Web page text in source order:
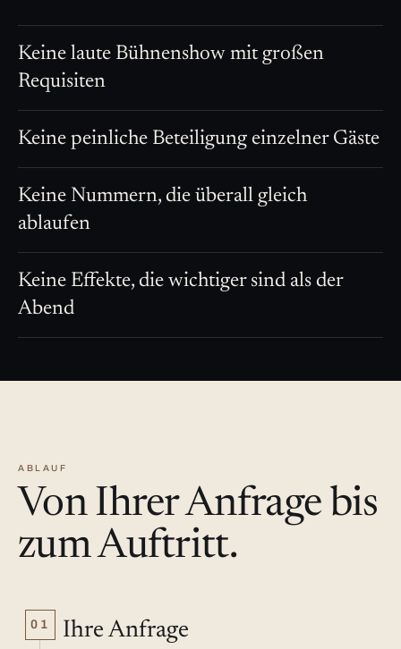
Keine laute Bühnenshow mit großen
Requisiten
Keine peinliche Beteiligung einzelner Gäste
Keine Nummern, die überall gleich
ablaufen
Keine Effekte, die wichtiger sind als der
Abend
ABLAUF
Von Ihrer Anfrage bis
zum Auftritt.
01 Ihre Anfrage